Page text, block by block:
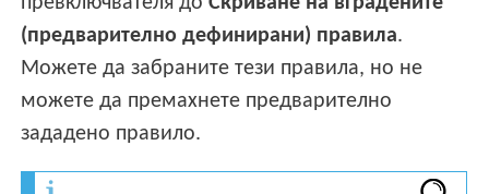
(предварително дефинирани) правила.
Можете да забраните тези правила, но не
можете да премахнете предварително
зададено правило.